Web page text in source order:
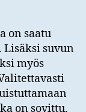
on saatu
Lisäksi suvun
myös
on sovittu,